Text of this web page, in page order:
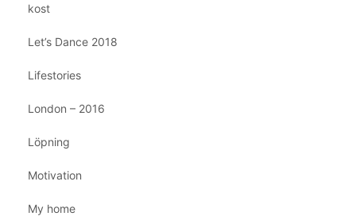
kost
Let’s Dance 2018
Lifestories
London – 2016
Löpning
Motivation
My home